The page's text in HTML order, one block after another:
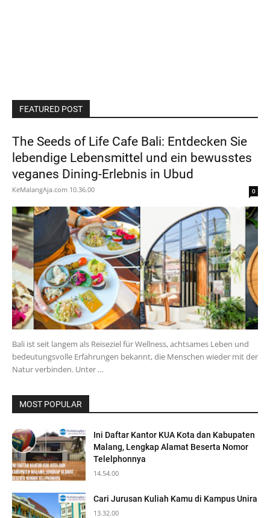
FEATURED POST
The Seeds of Life Cafe Bali: Entdecken Sie
lebendige Lebensmittel und ein bewusstes
veganes Dining-Erlebnis in Ubud
KeMalangAja.com 10.36.00 0
Bali ist seit langem als Reiseziel für Wellness, achtsames Leben und
bedeutungsvolle Erfahrungen bekannt, die Menschen wieder mit der
Natur verbinden. Unter …
MOST POPULAR
Ini Daftar Kantor KUA Kota dan Kabupaten
Malang, Lengkap Alamat Beserta Nomor
Telelphonnya
14.54.00
Cari Jurusan Kuliah Kamu di Kampus Unira
13.32.00